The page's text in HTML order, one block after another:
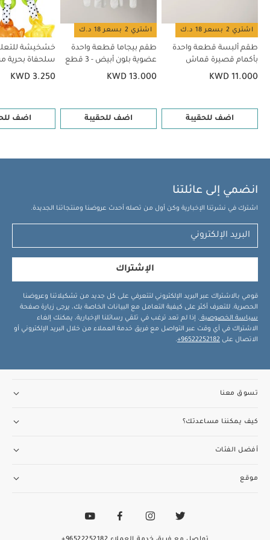
اشتري 2 بسعر 18 د.ك
طقم ألبسة قطعة واحدة
بأكمام قصيرة قماش
عضوي بلون أبيض - 5 قطع
KWD 11.000
اضف للحقيبة
اشتري 2 بسعر 18 د.ك
طقم بيجاما قطعة واحدة
عضوية بلون أبيض - 3 قطع
KWD 13.000
اضف للحقيبة
خشخيشة
سلحفاة بحرية
أخضر
KWD 3.250
اضف
انضمي إلى عائلتنا
اشترك في نشرتنا الإخبارية وكن أول من تصله أحدث عروضنا ومنتجاتنا الجديدة.
الإشتراك
قومي بالاشتراك عبر البريد الإلكتروني لتتعرفي على كل جديد من تشكيلاتنا وعروضنا
الحصرية. للتعرف أكثر على كيفية التعامل مع البيانات الخاصة بك، يرجى زيارة صفحة
سياسة الخصوصية . إذا لم تعد ترغب في تلقي رسائلنا الإخبارية، يمكنك إلغاء
الاشتراك في أي وقت عبر التواصل مع فريق خدمة العملاء من خلال البريد الإلكتروني أو
الاتصال على 96522252182+
.
تسوق معنا
كيف يمكننا مساعدتك؟
أفضل الفئات
موقع